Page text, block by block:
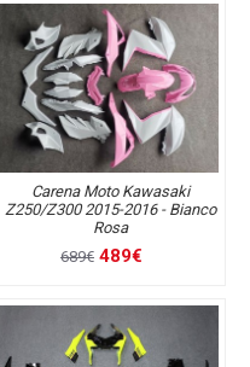
Carena Moto Kawasaki
Z250/Z300 2015-2016 - Bianco
Rosa
689€ 489€